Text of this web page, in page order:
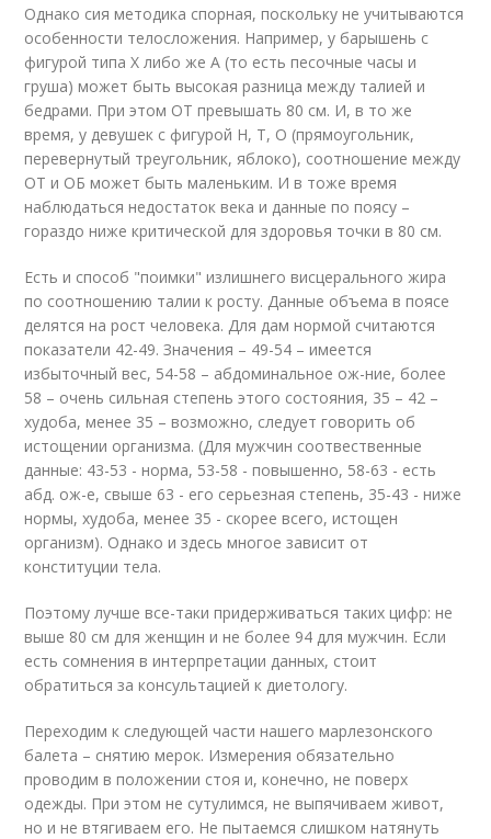
Однако сия методика спорная, поскольку не учитываются
особенности телосложения. Например, у барышень с
фигурой типа Х либо же А (то есть песочные часы и
груша) может быть высокая разница между талией и
бедрами. При этом ОТ превышать 80 см. И, в то же
время, у девушек с фигурой Н, Т, О (прямоугольник,
перевернутый треугольник, яблоко), соотношение между
ОТ и ОБ может быть маленьким. И в тоже время
наблюдаться недостаток века и данные по поясу –
гораздо ниже критической для здоровья точки в 80 см.
Есть и способ "поимки" излишнего висцерального жира
по соотношению талии к росту. Данные объема в поясе
делятся на рост человека. Для дам нормой считаются
показатели 42-49. Значения – 49-54 – имеется
избыточный вес, 54-58 – абдоминальное ож-ние, более
58 – очень сильная степень этого состояния, 35 – 42 –
худоба, менее 35 – возможно, следует говорить об
истощении организма. (Для мужчин соотвественные
данные: 43-53 - норма, 53-58 - повышенно, 58-63 - есть
абд. ож-е, свыше 63 - его серьезная степень, 35-43 - ниже
нормы, худоба, менее 35 - скорее всего, истощен
организм). Однако и здесь многое зависит от
конституции тела.
Поэтому лучше все-таки придерживаться таких цифр: не
выше 80 см для женщин и не более 94 для мужчин. Если
есть сомнения в интерпретации данных, стоит
обратиться за консультацией к диетологу.
Переходим к следующей части нашего марлезонского
балета – снятию мерок. Измерения обязательно
проводим в положении стоя и, конечно, не поверх
одежды. При этом не сутулимся, не выпячиваем живот,
но и не втягиваем его. Не пытаемся слишком натянуть